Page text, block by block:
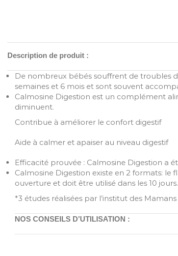
Description de produit :
De nombreux bébés souffrent de troubles
semaines et 6 mois et sont souvent
Calmosine Digestion est un complément
diminuent.
Contribue à améliorer le confort digestif
Aide à calmer et apaiser au niveau digestif
Efficacité prouvée : Calmosine Digestion a
Calmosine Digestion existe en 2 formats: le
ouverture et doit être utilisé dans les 10 jours.
*3 études réalisées par l’institut des
NOS CONSEILS D’UTILISATION :